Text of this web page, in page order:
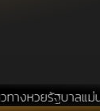
างหวยรัฐบา